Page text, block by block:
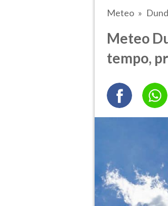
Meteo
Meteo
tempo,